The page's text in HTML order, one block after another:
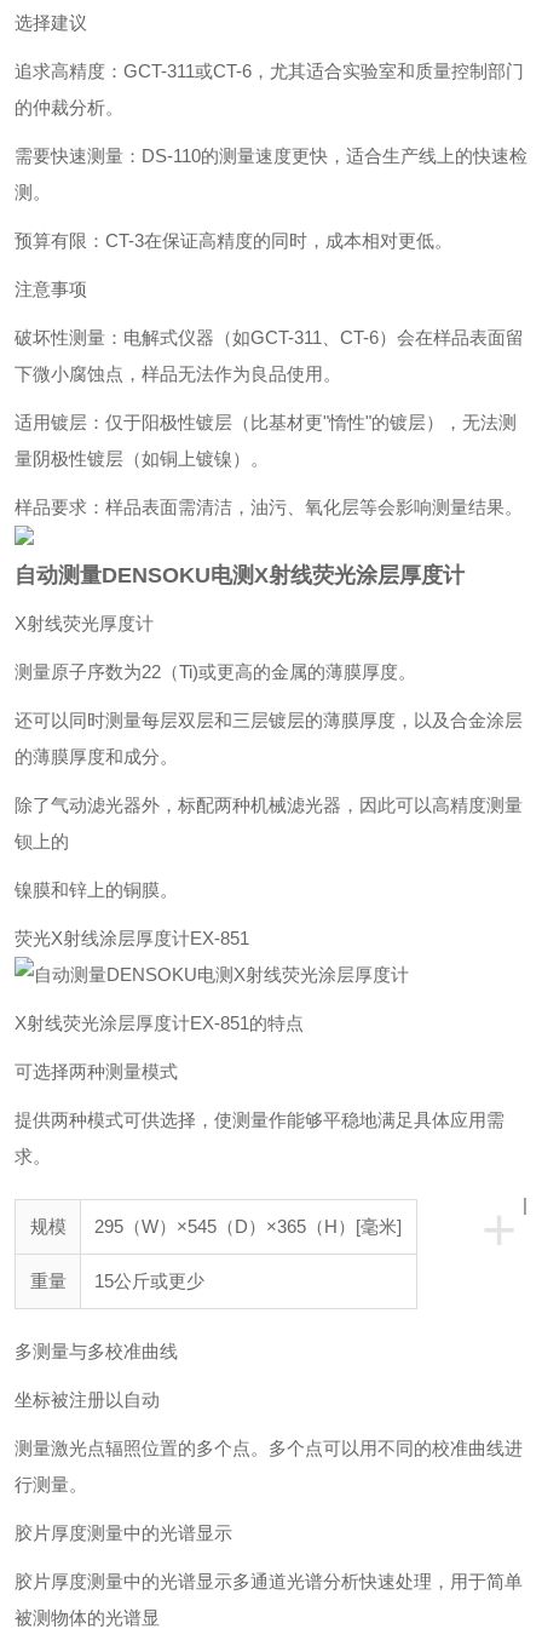
选择建议
追求高精度‌：GCT-311或CT-6，尤其适合实验室和质量控制部门
的仲裁分析。
需要快速测量‌：DS-110的测量速度更快，适合生产线上的快速检
测。
预算有限‌：CT-3在保证高精度的同时，成本相对更低。
注意事项
破坏性测量‌：电解式仪器（如GCT-311、CT-6）会在样品表面留
下微小腐蚀点，样品无法作为良品使用。
适用镀层‌：仅于阳极性镀层（比基材更"惰性"的镀层），无法测
量阴极性镀层（如铜上镀镍）。
样品要求‌：样品表面需清洁，油污、氧化层等会影响测量结果。
自动测量DENSOKU电测X射线荧光涂层厚度计
X射线荧光厚度计
测量原子序数为22（Ti)或更高的金属的薄膜厚度。
还可以同时测量每层双层和三层镀层的薄膜厚度，以及合金涂层
的薄膜厚度和成分。
除了气动滤光器外，标配两种机械滤光器，因此可以高精度测量
钡上的
镍膜和锌上的铜膜。
荧光X射线涂层厚度计EX-851
X射线荧光涂层厚度计EX-851的特点
可选择两种测量模式
提供两种模式可供选择，使测量作能够平稳地满足具体应用需
求。
+
规模 295（W）×545（D）×365（H）[毫米]
重量 15公斤或更少
|
多测量与多校准曲线
坐标被注册以自动
测量激光点辐照位置的多个点。多个点可以用不同的校准曲线进
行测量。
胶片厚度测量中的光谱显示
胶片厚度测量中的光谱显示多通道光谱分析快速处理，用于简单
被测物体的光谱显